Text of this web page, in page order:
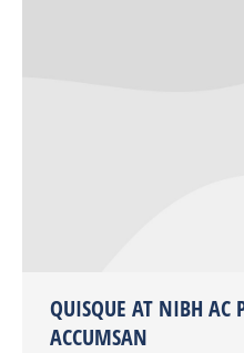
QUISQUE AT NIBH AC
ACCUMSAN